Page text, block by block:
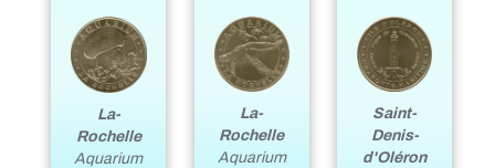
La-
Rochelle
Aquarium
La-
Rochelle
Aquarium
Saint-
Denis-
d'Oléron